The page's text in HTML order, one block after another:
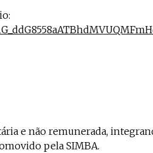
e não remunerada,
pela SIMBA.